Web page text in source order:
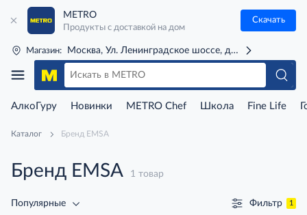
METRO
Продукты с доставкой на дом
Скачать
Магазин: Москва, Ул. Ленинградское шоссе, д. 71Г (м. Речной
АлкоГуру Новинки METRO Chef Школа Fine Life
Каталог Бренд EMSA
Бренд EMSA 1 товар
Популярные Фильтр 1